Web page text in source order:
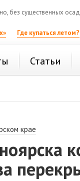
без существенных
Где купаться летом?
Статьи
крае